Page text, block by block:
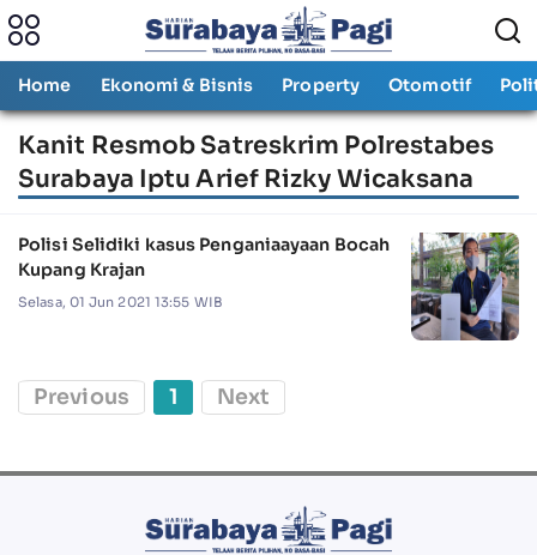
Home Ekonomi & Bisnis Property Otomotif
Kanit Resmob Satreskrim Polrestabes
Surabaya Iptu Arief Rizky Wicaksana
Polisi Selidiki kasus Penganiaayaan Bocah
Kupang Krajan
Selasa, 01 Jun 2021 13:55 WIB
Previous 1 Next